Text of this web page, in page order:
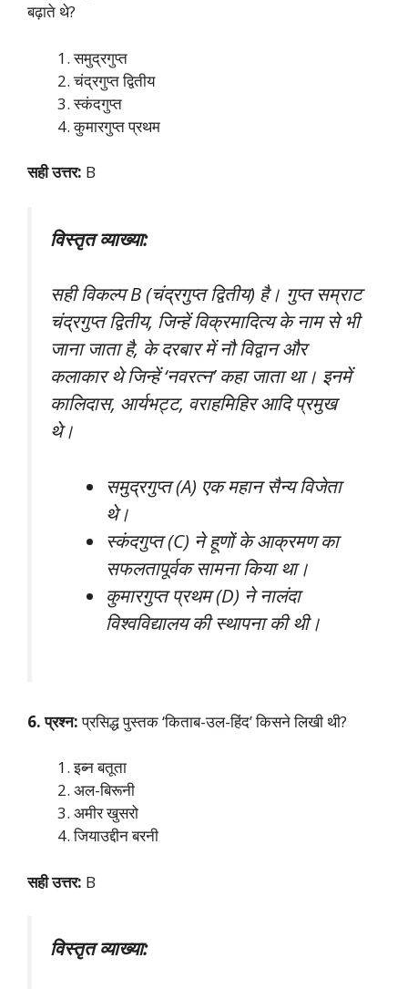
बढ़ाते थे?
समुद्रगुप्त
चंद्रगुप्त द्वितीय
स्कंदगुप्त
कुमारगुप्त प्रथम
सही उत्तर: B
विस्तृत व्याख्या:
सही विकल्प B (चंद्रगुप्त द्वितीय) है। गुप्त सम्राट
चंद्रगुप्त द्वितीय, जिन्हें विक्रमादित्य के नाम से भी
जाना जाता है, के दरबार में नौ विद्वान और
कलाकार थे जिन्हें ‘नवरत्न’ कहा जाता था। इनमें
कालिदास, आर्यभट्ट, वराहमिहिर आदि प्रमुख
थे।
समुद्रगुप्त (A) एक महान सैन्य विजेता
थे।
स्कंदगुप्त (C) ने हूणों के आक्रमण का
सफलतापूर्वक सामना किया था।
कुमारगुप्त प्रथम (D) ने नालंदा
विश्वविद्यालय की स्थापना की थी।
6. प्रश्न:प्रसिद्ध पुस्तक ‘किताब-उल-हिंद’ किसने लिखी थी?
इब्न बतूता
अल-बिरूनी
अमीर खुसरो
जियाउद्दीन बरनी
सही उत्तर: B
विस्तृत व्याख्या: